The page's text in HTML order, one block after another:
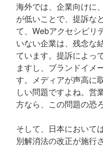
海外では、企業向けに
が低いことで、提訴な
て、Webアクセシビリ
いない企業は、残念な
ています。提訴によっ
ますし、ブランドイメ
す。メディアが声高に
しい問題ですよね。営
方なら、この問題の恐
そして、日本において
別解消法の改正が施行